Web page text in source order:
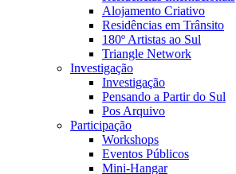
Alojamento Criativo
Residências em Trânsito
180º Artistas ao Sul
Triangle Network
Investigação
Investigação
Pensando a Partir do Sul
Pos Arquivo
Participação
Workshops
Eventos Públicos
Mini-Hangar